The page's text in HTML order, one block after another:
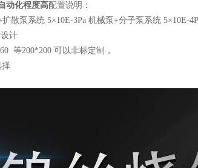
动化程度高配置说明：
散泵系统 5×10E-3Pa 机械泵+分子泵系统 5×10E-
计
等200*200 可以非标定制，